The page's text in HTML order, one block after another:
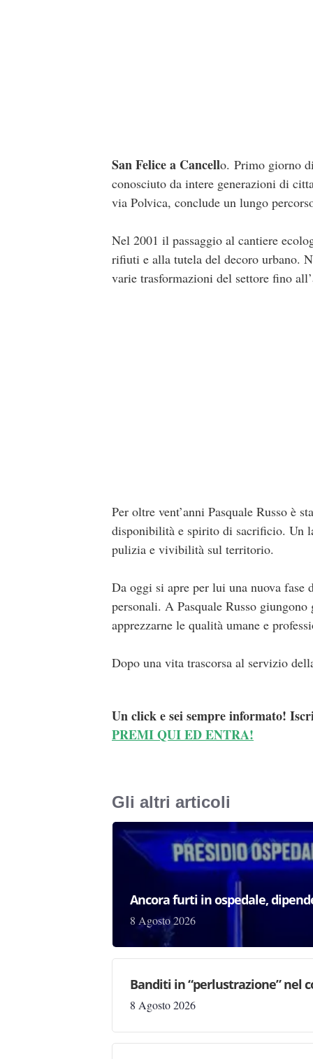
San Felice a Cancello. Primo giorno
conosciuto da intere generazioni di
via Polvica, conclude un lungo
Nel 2001 il passaggio al cantiere
rifiuti e alla tutela del decoro urbano.
varie trasformazioni del settore fino
Per oltre vent’anni Pasquale Russo è
disponibilità e spirito di sacrificio. Un
pulizia e vivibilità sul territorio.
Da oggi si apre per lui una nuova
personali. A Pasquale Russo
apprezzarne le qualità umane e
Dopo una vita trascorsa al servizio
Un click e sei sempre informato!
PREMI QUI ED ENTRA!
Gli altri articoli
Ancora furti in ospedale,
8 Agosto 2026
Banditi in “perlustrazione” nel
8 Agosto 2026